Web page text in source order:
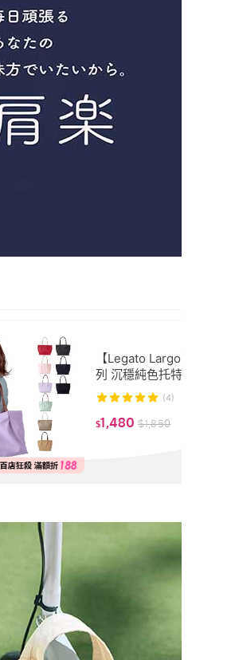
【Legato Largo】Lieto
列 沉穩純色托特包 LH-
(4)
$1,480 $1,850